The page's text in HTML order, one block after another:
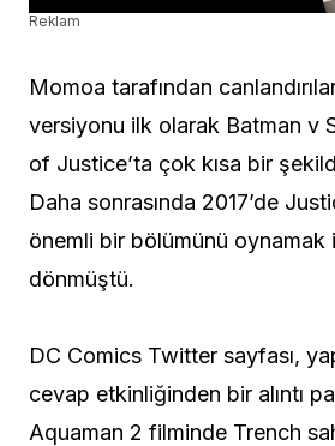
Reklam
Momoa tarafından
versiyonu ilk olarak Batman v
of Justice’ta çok kısa bir
Daha sonrasında 2017’de
önemli bir bölümünü oynamak
dönmüştü.
DC Comics Twitter sayfası,
cevap etkinliğinden bir alıntı
Aquaman 2 filminde Trench